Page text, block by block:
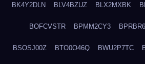
BK4Y2DLN BLV4BZUZ BLX2MXBK
BOFCVSTR BPMM2CY3
BSOSJ00Z BTO0O46Q BWU2P7TC